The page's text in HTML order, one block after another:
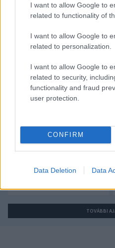
I want to allow Google to
related to functionality of
I want to allow Google to
related to personalization.
I want to allow Google to
related to security,
functionality and fraud
user protection.
CONFIRM
Data Deletion Data
Autópiac
Ford Mustang Mach-e
Üzemanyag: Elektromos
TOVÁBBI